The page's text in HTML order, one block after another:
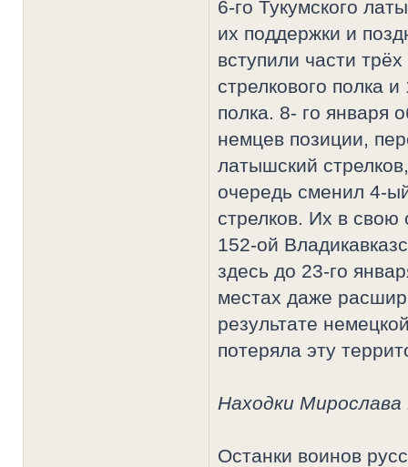
6-го Тукумского
их поддержки и
вступили части
стрелкового полка
полка. 8- го января
немцев позиции,
латышский
очередь сменил 4-
стрелков. Их в свою
152-ой
здесь до 23-го
местах даже
результате
потеряла эту
Находки Мирослава
Останки воинов